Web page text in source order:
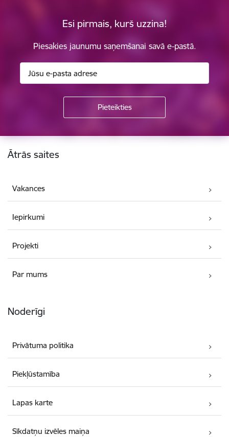
Esi pirmais, kurš uzzina!
Piesakies jaunumu saņemšanai savā e-pastā.
Kājene
Ātrās saites
Vakances
Iepirkumi
Projekti
Par mums
Noderīgi
Privātuma politika
Piekļūstamība
Lapas karte
Sīkdatņu izvēles maiņa